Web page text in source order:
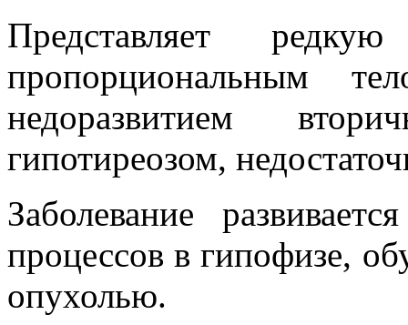
Представляет
пропорциональным
недоразвитием
гипотиреозом,
Заболевание
процессов в гипофизе,
опухолью.